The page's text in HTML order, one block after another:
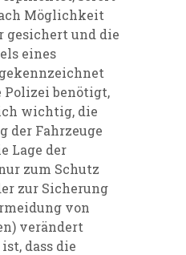
Möglichkeit
gesichert und die
eines
Polizei benötigt,
wichtig, die
der Fahrzeuge
Lage der
zum Schutz
zur Sicherung
von
verändert
dass die